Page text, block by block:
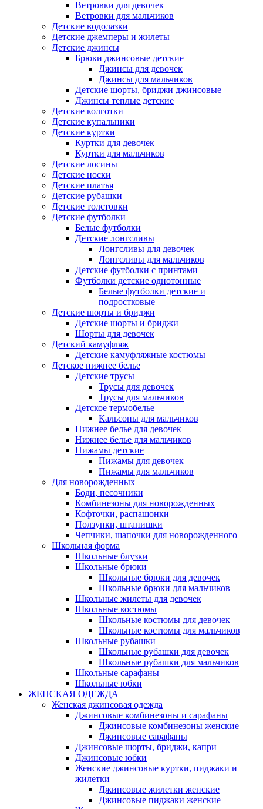
Ветровки для девочек
Ветровки для мальчиков
Детские водолазки
Детские джемперы и жилеты
Детские джинсы
Брюки джинсовые детские
Джинсы для девочек
Джинсы для мальчиков
Детские шорты, бриджи джинсовые
Джинсы теплые детские
Детские колготки
Детские купальники
Детские куртки
Куртки для девочек
Куртки для мальчиков
Детские лосины
Детские носки
Детские платья
Детские рубашки
Детские толстовки
Детские футболки
Белые футболки
Детские лонгсливы
Лонгсливы для девочек
Лонгсливы для мальчиков
Детские футболки с принтами
Футболки детские однотонные
Белые футболки детские и
подростковые
Детские шорты и бриджи
Детские шорты и бриджи
Шорты для девочек
Детский камуфляж
Детские камуфляжные костюмы
Детское нижнее белье
Детские трусы
Трусы для девочек
Трусы для мальчиков
Детское термобелье
Кальсоны для мальчиков
Нижнее белье для девочек
Нижнее белье для мальчиков
Пижамы детские
Пижамы для девочек
Пижамы для мальчиков
Для новорожденных
Боди, песочники
Комбинезоны для новорожденных
Кофточки, распашонки
Ползунки, штанишки
Чепчики, шапочки для новорожденного
Школьная форма
Школьные блузки
Школьные брюки
Школьные брюки для девочек
Школьные брюки для мальчиков
Школьные жилеты для девочек
Школьные костюмы
Школьные костюмы для девочек
Школьные костюмы для мальчиков
Школьные рубашки
Школьные рубашки для девочек
Школьные рубашки для мальчиков
Школьные сарафаны
Школьные юбки
ЖЕНСКАЯ ОДЕЖДА
Женская джинсовая одежда
Джинсовые комбинезоны и сарафаны
Джинсовые комбинезоны женские
Джинсовые сарафаны
Джинсовые шорты, бриджи, капри
Джинсовые юбки
Женские джинсовые куртки, пиджаки и
жилетки
Джинсовые жилетки женские
Джинсовые пиджаки женские